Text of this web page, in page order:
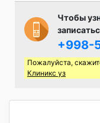
Чтобы
+998-
Пожалуйста,
Клиникс уз